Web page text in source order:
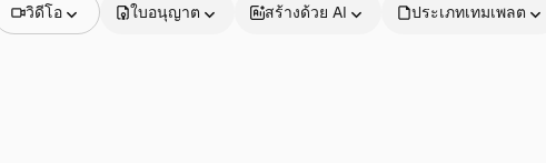
วิดีโอ ใบอนุญาต สร้างด้วย AI ประเภทเทมเพลต